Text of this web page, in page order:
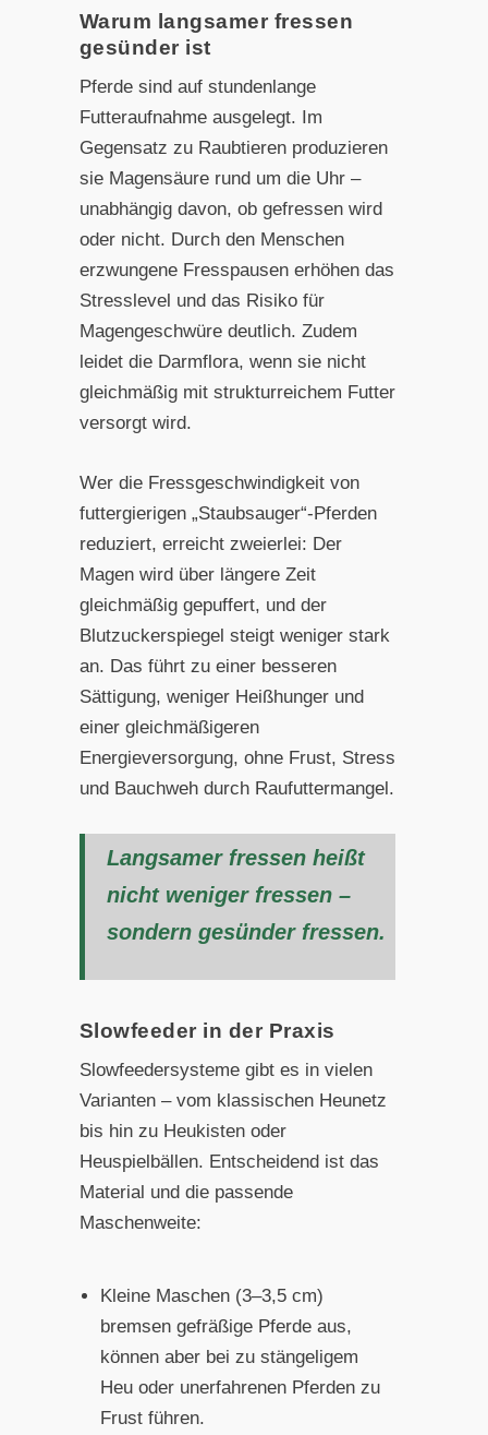
Warum langsamer fressen
gesünder ist
Pferde sind auf stundenlange
Futteraufnahme ausgelegt. Im
Gegensatz zu Raubtieren produzieren
sie Magensäure rund um die Uhr –
unabhängig davon, ob gefressen wird
oder nicht. Durch den Menschen
erzwungene Fresspausen erhöhen das
Stresslevel und das Risiko für
Magengeschwüre deutlich. Zudem
leidet die Darmflora, wenn sie nicht
gleichmäßig mit strukturreichem Futter
versorgt wird.
Wer die Fressgeschwindigkeit von
futtergierigen „Staubsauger“-Pferden
reduziert, erreicht zweierlei: Der
Magen wird über längere Zeit
gleichmäßig gepuffert, und der
Blutzuckerspiegel steigt weniger stark
an. Das führt zu einer besseren
Sättigung, weniger Heißhunger und
einer gleichmäßigeren
Energieversorgung, ohne Frust, Stress
und Bauchweh durch Raufuttermangel.
Langsamer fressen heißt
nicht weniger fressen –
sondern gesünder fressen.
Slowfeeder in der Praxis
Slowfeedersysteme gibt es in vielen
Varianten – vom klassischen Heunetz
bis hin zu Heukisten oder
Heuspielbällen. Entscheidend ist das
Material und die passende
Maschenweite:
Kleine Maschen (3–3,5 cm)
bremsen gefräßige Pferde aus,
können aber bei zu stängeligem
Heu oder unerfahrenen Pferden zu
Frust führen.